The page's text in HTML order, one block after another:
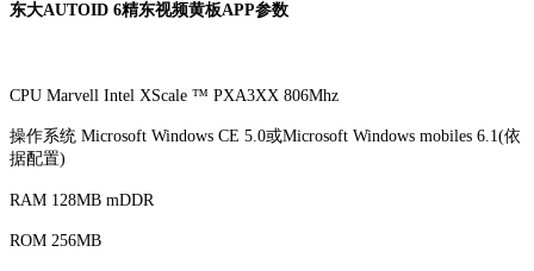
东大AUTOID 6精东视频黄板APP参数
CPU Marvell Intel XScale ™ PXA3XX 806Mhz
操作系统 Microsoft Windows CE 5.0或Microsoft Windows mobiles 6.1(依
据配置)
RAM 128MB mDDR
ROM 256MB